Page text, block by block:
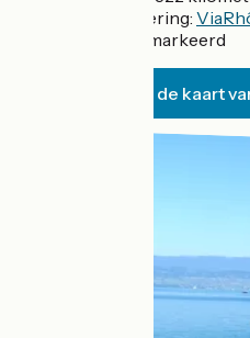
Bewegwijzering:
volledig gemarkeerd
Bekijk de kaart